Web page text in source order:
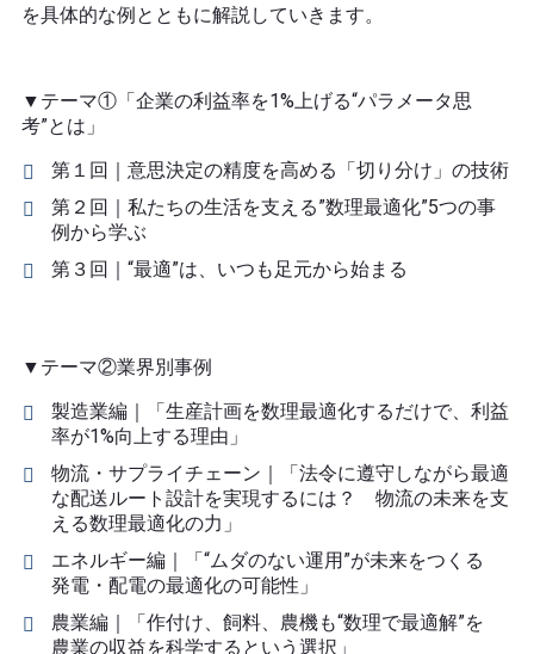
を具体的な例とともに解説していきます。
▼テーマ①「企業の利益率を1%上げる“パラメータ思
考”とは」
第１回｜意思決定の精度を高める「切り分け」の技術
第２回｜私たちの生活を支える”数理最適化”5つの事
例から学ぶ
第３回｜“最適”は、いつも足元から始まる
▼テーマ②業界別事例
製造業編｜「生産計画を数理最適化するだけで、利益
率が1%向上する理由」
物流・サプライチェーン｜「法令に遵守しながら最適
な配送ルート設計を実現するには？ 物流の未来を支
える数理最適化の力」
エネルギー編｜「“ムダのない運用”が未来をつくる
発電・配電の最適化の可能性」
農業編｜「作付け、飼料、農機も“数理で最適解”を
農業の収益を科学するという選択」